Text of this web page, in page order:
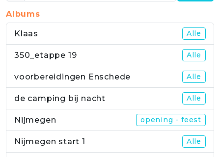
Albums
Klaas Alle
350_etappe 19 Alle
voorbereidingen Enschede Alle
de camping bij nacht Alle
Nijmegen opening - feest
Nijmegen start 1 Alle